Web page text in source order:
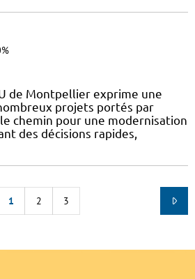
de Montpellier exprime une
projets portés par
chemin pour une modernisation
des décisions rapides,
1 2 3